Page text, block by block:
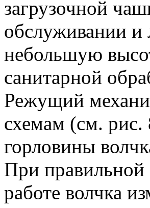
загрузочной
обслуживании и
небольшую
санитарной
Режущий
схемам (см. рис.
горловины
При
работе волчка